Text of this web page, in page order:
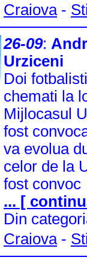
Craiova-
26-09:
Urziceni
Doi
chemati la
Mijlocasul
fost
va evolua
celor de la
fost convoc
... [
Din
Craiova-